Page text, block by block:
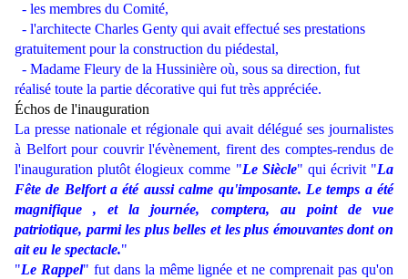
- les membres du Comité,
- l'architecte Charles Genty qui avait effectué ses prestations
gratuitement pour la construction du piédestal,
- Madame Fleury de la Hussinière où, sous sa direction, fut
réalisé toute la partie décorative qui fut très appréciée.
Échos de l'inauguration
La presse nationale et régionale qui avait délégué ses journalistes
à Belfort pour couvrir l'évènement, firent des comptes-rendus de
l'inauguration plutôt élogieux comme "Le Siècle" qui écrivit "La
Fête de Belfort a été aussi calme qu'imposante. Le temps a été
magnifique , et la journée, comptera, au point de vue
patriotique, parmi les plus belles et les plus émouvantes dont on
ait eu le spectacle."
"Le Rappel" fut dans la même lignée et ne comprenait pas qu'on